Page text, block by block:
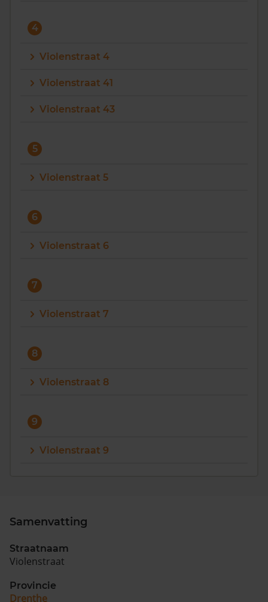
4
Violenstraat 4
Violenstraat 41
Violenstraat 43
5
Violenstraat 5
6
Violenstraat 6
7
Violenstraat 7
8
Violenstraat 8
9
Violenstraat 9
Samenvatting
Straatnaam
Violenstraat
Provincie
Drenthe